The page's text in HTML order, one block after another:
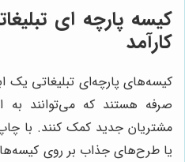
کیسه پارچه ای
کارآمد
کیسه‌های پارچه‌ای تبلیغاتی یک
صرفه هستند که می‌توانند
مشتریان جدید کمک کنند. با چاپ
یا طرح‌های جذاب بر روی